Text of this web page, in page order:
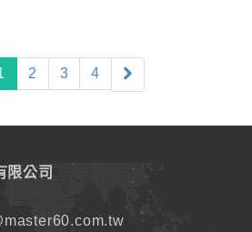
(current)
2 3 4
限公司